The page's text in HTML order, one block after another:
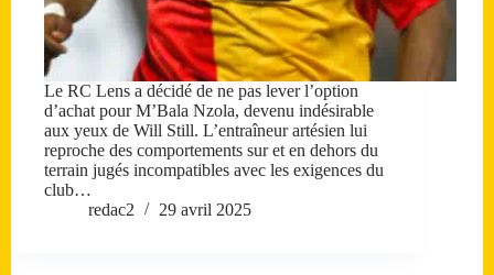
Le RC Lens a décidé de ne pas lever l’option
d’achat pour M’Bala Nzola, devenu indésirable
aux yeux de Will Still. L’entraîneur artésien lui
reproche des comportements sur et en dehors du
terrain jugés incompatibles avec les exigences du
club…
redac2
29 avril 2025